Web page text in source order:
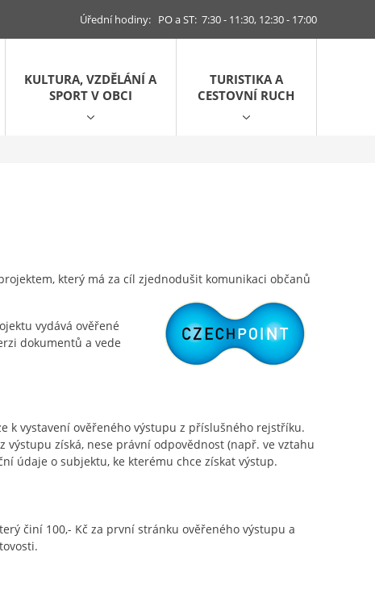
Úřední hodiny: PO a ST: 7:30 - 11:30, 12:30 - 17:00
KULTURA, VZDĚLÁNÍ A
SPORT V OBCI
TURISTIKA A
CESTOVNÍ RUCH
který má za cíl zjednodušit komunikaci občanů
vydává ověřené
dokumentů a vede
k vystavení ověřeného výstupu z příslušného rejstříku.
získá, nese právní odpovědnost (např. ve vztahu
údaje o subjektu, ke kterému chce získat výstup.
činí 100,- Kč za první stránku ověřeného výstupu a